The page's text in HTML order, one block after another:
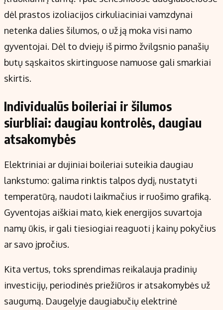
dėl prastos izoliacijos cirkuliaciniai vamzdynai
netenka dalies šilumos, o už ją moka visi namo
gyventojai. Dėl to dviejų iš pirmo žvilgsnio panašių
butų sąskaitos skirtinguose namuose gali smarkiai
skirtis.
Individualūs boileriai ir šilumos
siurbliai: daugiau kontrolės, daugiau
atsakomybės
Elektriniai ar dujiniai boileriai suteikia daugiau
lankstumo: galima rinktis talpos dydį, nustatyti
temperatūrą, naudoti laikmačius ir ruošimo grafiką.
Gyventojas aiškiai mato, kiek energijos suvartoja
namų ūkis, ir gali tiesiogiai reaguoti į kainų pokyčius
ar savo įpročius.
Kita vertus, toks sprendimas reikalauja pradinių
investicijų, periodinės priežiūros ir atsakomybės už
saugumą. Daugelyje daugiabučių elektrinė